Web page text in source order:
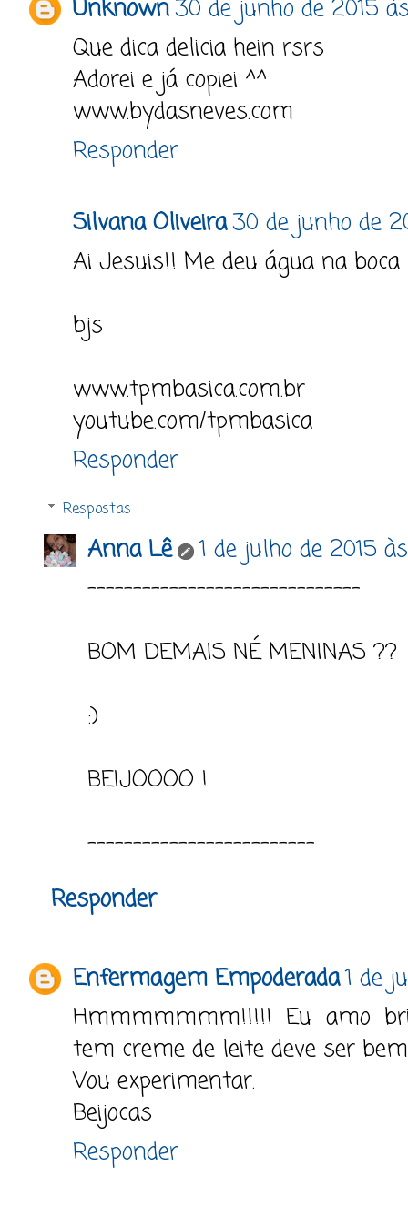
Unknown30 de junho de 2015
Que dica delicia hein rsrs
Adorei e já copiei ^^
www.bydasneves.com
Responder
Silvana Oliveira30 de junho de
Ai Jesuis!! Me deu água na
bjs
www.tpmbasica.com.br
youtube.com/tpmbasica
Responder
Respostas
Anna Lê
1 de julho de 2015
------------------------------
BOM DEMAIS NÉ MENINAS ??
:)
BEIJOOOO !
-------------------------
Responder
Enfermagem Empoderada1 de
Hmmmmmmm!!!!! Eu amo
tem creme de leite deve ser
Vou experimentar.
Beijocas
Responder